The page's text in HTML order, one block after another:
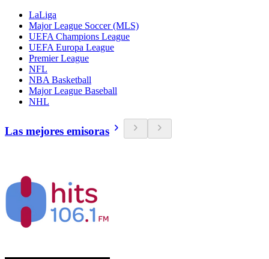
LaLiga
Major League Soccer (MLS)
UEFA Champions League
UEFA Europa League
Premier League
NFL
NBA Basketball
Major League Baseball
NHL
Las mejores emisoras